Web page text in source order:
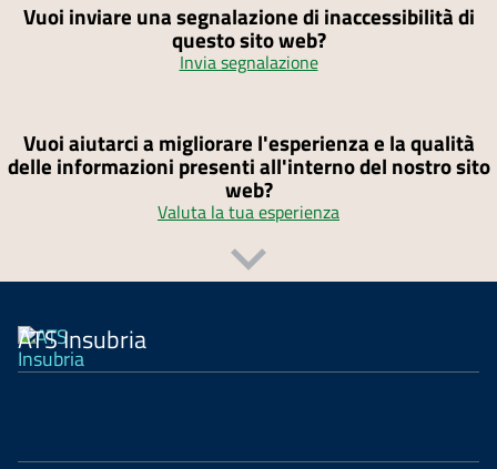
Vuoi inviare una segnalazione di inaccessibilità di
questo sito web?
Invia segnalazione
Vuoi aiutarci a migliorare l'esperienza e la qualità
delle informazioni presenti all'interno del nostro sito
web?
Valuta la tua esperienza
ATS Insubria